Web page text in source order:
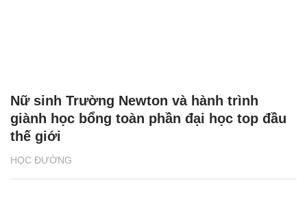
HỌC ĐƯỜNG
Nữ sinh Trường Newton và hành trình
giành học bổng toàn phần đại học top đầu
thế giới